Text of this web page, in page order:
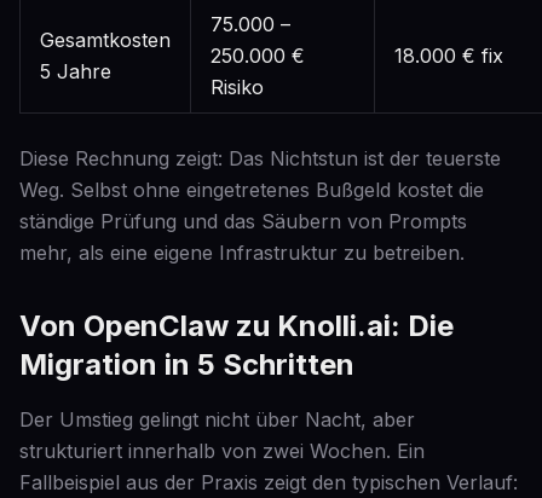
Gesamtkosten
5 Jahre
75.000 –
250.000 €
Risiko
18.000 € fix
Diese Rechnung zeigt: Das Nichtstun ist der teuerste
Weg. Selbst ohne eingetretenes Bußgeld kostet die
ständige Prüfung und das Säubern von Prompts
mehr, als eine eigene Infrastruktur zu betreiben.
Von OpenClaw zu Knolli.ai: Die
Migration in 5 Schritten
Der Umstieg gelingt nicht über Nacht, aber
strukturiert innerhalb von zwei Wochen. Ein
Fallbeispiel aus der Praxis zeigt den typischen Verlauf: